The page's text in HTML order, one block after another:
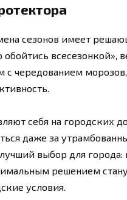
сезонов имеет
всесезонкой»,
с чередованием
себя на городских
даже за
выбор для города:
решением
условия.